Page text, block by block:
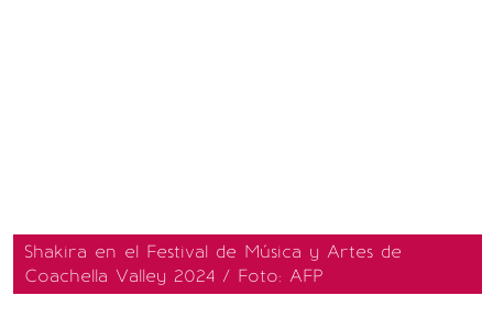
Shakira en el Festival de Música y Artes de
Coachella Valley 2024 / Foto: AFP